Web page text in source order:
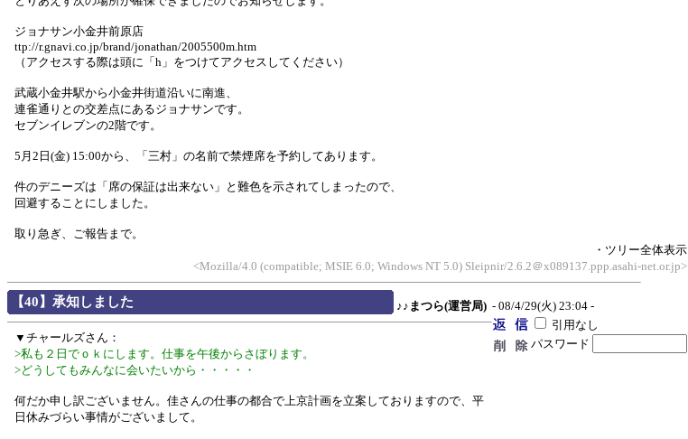
ジョナサン小金井前原店
ttp://r.gnavi.co.jp/brand/jonathan/2005500m.htm
（アクセスする際は頭に「h」をつけてアクセスしてください）
武蔵小金井駅から小金井街道沿いに南進、
連雀通りとの交差点にあるジョナサンです。
セブンイレブンの2階です。
5月2日(金) 15:00から、「三村」の名前で禁煙席を予約してあります。
件のデニーズは「席の保証は出来ない」と難色を示されてしまったので、
回避することにしました。
取り急ぎ、ご報告まで。
・ツリー全体表示
<Mozilla/4.0 (compatible; MSIE 6.0; Windows NT 5.0) Sleipnir/2.6.2＠x089137.ppp.asahi-net.or.jp>
【40】承知しました ♪♪まつら(運営局) - 08/4/29(火) 23:04 -
引用なし
パスワード
▼チャールズさん：
>私も２日でｏｋにします。仕事を午後からさぼります。
>どうしてもみんなに会いたいから・・・・・
何だか申し訳ございません。佳さんの仕事の都合で上京計画を立案しておりますので、平
日休みづらい事情がございまして。